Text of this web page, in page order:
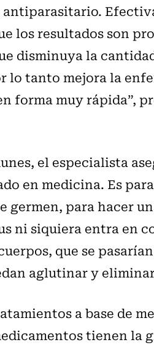
los resultados son
disminuya la
lo tanto mejora la
forma muy rápida”,
el especialista
en medicina. Es
germen, para hacer
ni siquiera entra en
que se
aglutinar y
a base de
tienen la